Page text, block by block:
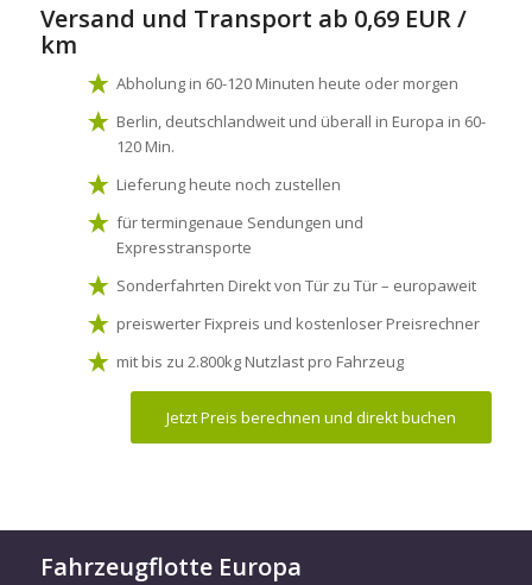
Versand und Transport ab 0,69 EUR /
km
Abholung in 60-120 Minuten heute oder morgen
Berlin, deutschlandweit und überall in Europa in 60-
120 Min.
Lieferung heute noch zustellen
für termingenaue Sendungen und
Expresstransporte
Sonderfahrten Direkt von Tür zu Tür – europaweit
preiswerter Fixpreis und kostenloser Preisrechner
mit bis zu 2.800kg Nutzlast pro Fahrzeug
Jetzt Preis berechnen und direkt buchen
Fahrzeugflotte Europa